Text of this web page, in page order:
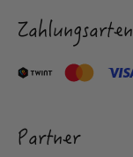
Zahlungsarten
Partner